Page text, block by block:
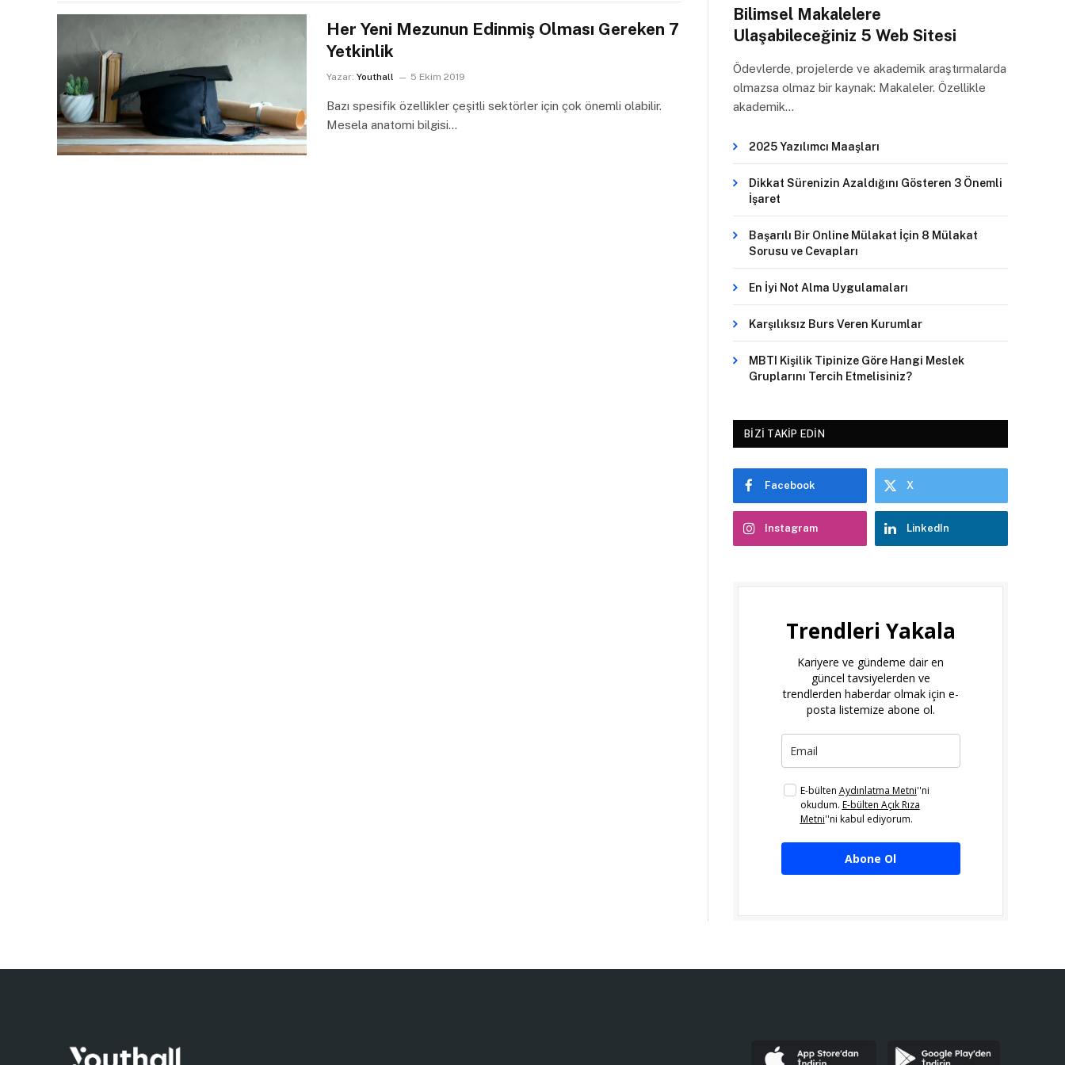
Her Yeni Mezunun Edinmiş Olması Gereken 7
Yetkinlik
Yazar: Youthall 5 Ekim 2019
Bazı spesifik özellikler çeşitli sektörler için çok önemli olabilir.
Mesela anatomi bilgisi…
Bilimsel Makalelere
Ulaşabileceğiniz 5 Web Sitesi
Ödevlerde, projelerde ve akademik araştırmalarda
olmazsa olmaz bir kaynak: Makaleler. Özellikle
akademik…
2025 Yazılımcı Maaşları
Dikkat Sürenizin Azaldığını Gösteren 3 Önemli
İşaret
Başarılı Bir Online Mülakat İçin 8 Mülakat
Sorusu ve Cevapları
En İyi Not Alma Uygulamaları
Karşılıksız Burs Veren Kurumlar
MBTI Kişilik Tipinize Göre Hangi Meslek
Gruplarını Tercih Etmelisiniz?
BIZI TAKIP EDIN
Facebook X
Instagram LinkedIn
Trendleri Yakala
Kariyere ve gündeme dair en
güncel tavsiyelerden ve
trendlerden haberdar olmak için e-
posta listemize abone ol.
E-bülten Aydınlatma Metni''ni
okudum. E-bülten Açık Rıza
Metni''ni kabul ediyorum.
Abone Ol